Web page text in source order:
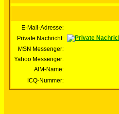
E-Mail-Adresse:
Private Nachricht:
MSN Messenger:
Yahoo Messenger:
AIM-Name:
ICQ-Nummer: